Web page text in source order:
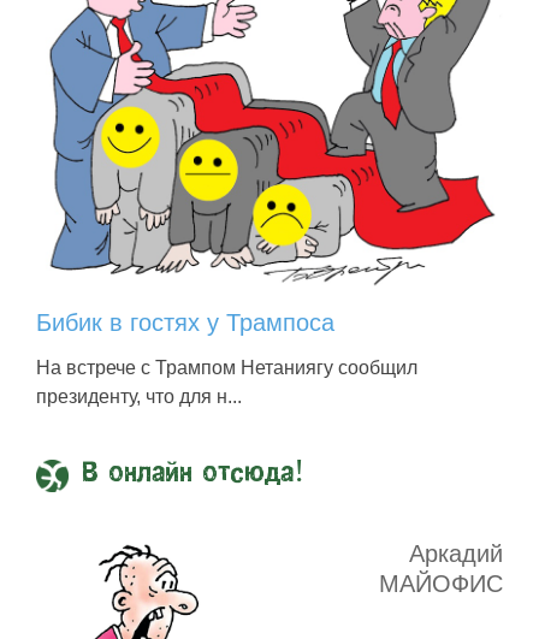
Бибик в гостях у Трампоса
На встрече с Трампом Нетаниягу сообщил
президенту, что для н...
В онлайн отсюда!
Аркадий
МАЙОФИС